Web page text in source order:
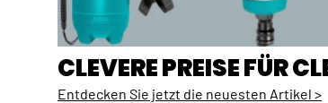
CLEVERE PREISE FÜR
Entdecken Sie jetzt die neuesten Artikel >